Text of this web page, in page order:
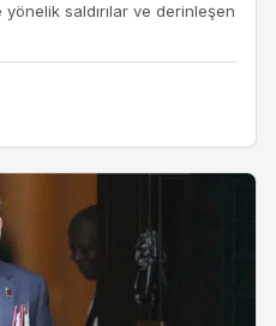
saldırılar ve derinleşen